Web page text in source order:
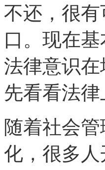
不还，很
口。现在
法律意识
先看看法律
随着社会
化，很多